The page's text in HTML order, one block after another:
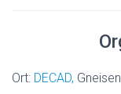
Ort: DECAD,